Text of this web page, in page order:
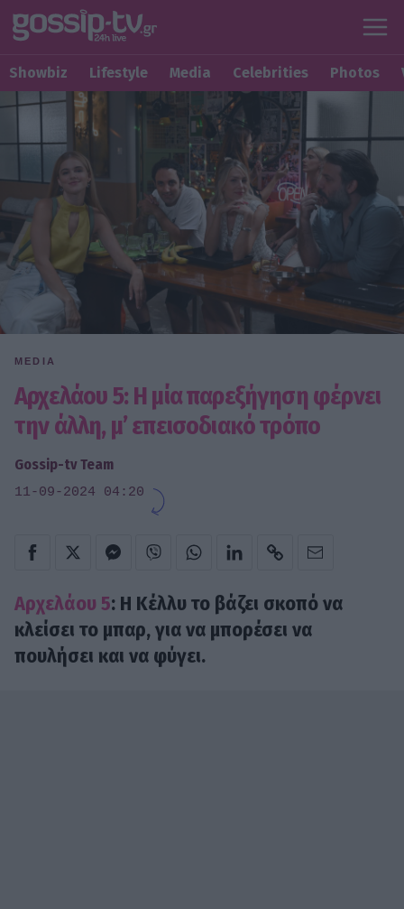
Showbiz Lifestyle Media Celebrities Photos
MEDIA
Αρχελάου 5: Η μία παρεξήγηση φέρνει
την άλλη, μ’ επεισοδιακό τρόπο
Gossip-tv Team
11-09-2024 04:20
Αρχελάου 5: Η Κέλλυ το βάζει σκοπό να
κλείσει το μπαρ, για να μπορέσει να
πουλήσει και να φύγει.